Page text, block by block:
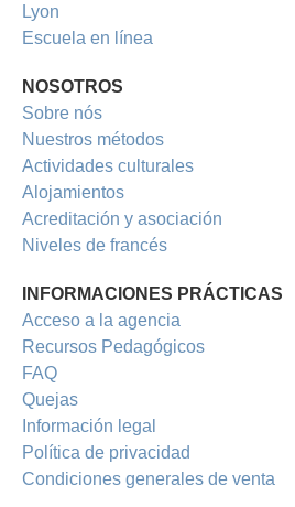
Lyon
Escuela en línea
NOSOTROS
Sobre nós
Nuestros métodos
Actividades culturales
Alojamientos
Acreditación y asociación
Niveles de francés
INFORMACIONES PRÁCTICAS
Acceso a la agencia
Recursos Pedagógicos
FAQ
Quejas
Información legal
Política de privacidad
Condiciones generales de venta